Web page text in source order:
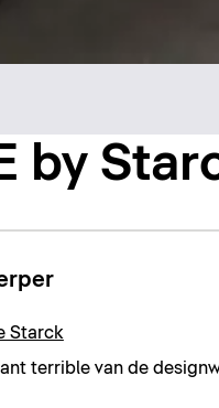
by
Starck
terrible van de